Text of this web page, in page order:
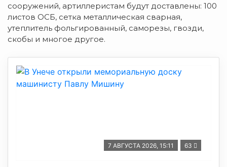
сооружений, артиллеристам будут доставлены: 100
листов ОСБ, сетка металлическая сварная,
утеплитель фольгированный, саморезы, гвозди,
скобы и многое другое.
7 АВГУСТА 2026, 15:11 63